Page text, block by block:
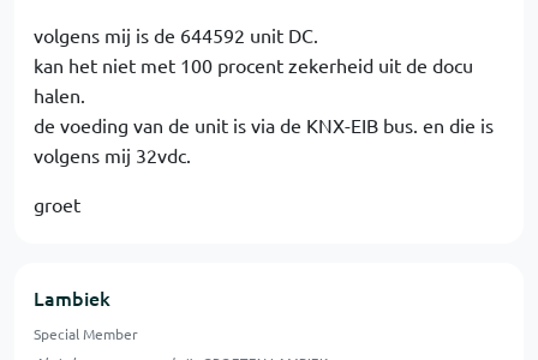
volgens mij is de 644592 unit DC.
kan het niet met 100 procent zekerheid uit de docu
halen.
de voeding van de unit is via de KNX-EIB bus. en die is
volgens mij 32vdc.
groet
Lambiek
Special Member